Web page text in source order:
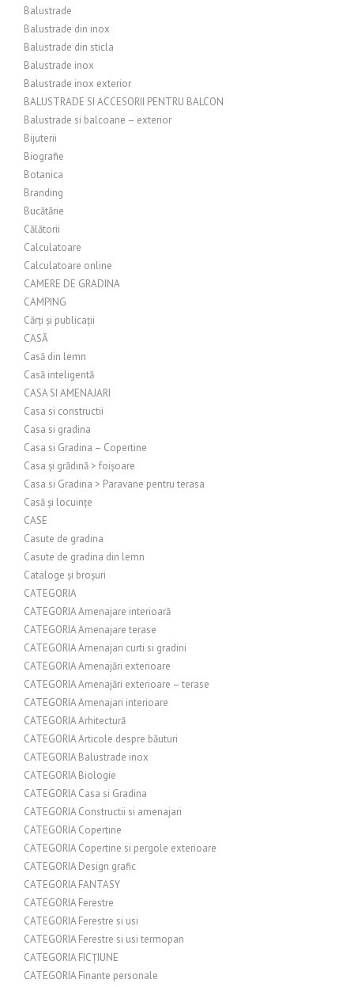
Balustrade
Balustrade din inox
Balustrade din sticla
Balustrade inox
Balustrade inox exterior
BALUSTRADE SI ACCESORII PENTRU BALCON
Balustrade si balcoane – exterior
Bijuterii
Biografie
Botanica
Branding
Bucătărie
Călătorii
Calculatoare
Calculatoare online
CAMERE DE GRADINA
CAMPING
Cărți și publicații
CASĂ
Casă din lemn
Casă inteligentă
CASA SI AMENAJARI
Casa si constructii
Casa si gradina
Casa si Gradina – Copertine
Casa și grădină > foișoare
Casa si Gradina > Paravane pentru terasa
Casă și locuințe
CASE
Casute de gradina
Casute de gradina din lemn
Cataloge și broșuri
CATEGORIA
CATEGORIA Amenajare interioară
CATEGORIA Amenajare terase
CATEGORIA Amenajari curti si gradini
CATEGORIA Amenajări exterioare
CATEGORIA Amenajări exterioare – terase
CATEGORIA Amenajari interioare
CATEGORIA Arhitectură
CATEGORIA Articole despre băuturi
CATEGORIA Balustrade inox
CATEGORIA Biologie
CATEGORIA Casa si Gradina
CATEGORIA Constructii si amenajari
CATEGORIA Copertine
CATEGORIA Copertine si pergole exterioare
CATEGORIA Design grafic
CATEGORIA FANTASY
CATEGORIA Ferestre
CATEGORIA Ferestre si usi
CATEGORIA Ferestre si usi termopan
CATEGORIA FICȚIUNE
CATEGORIA Finante personale